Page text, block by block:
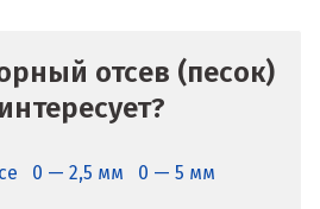
отсев (песок)
0 — 2,5 мм 0 — 5 мм